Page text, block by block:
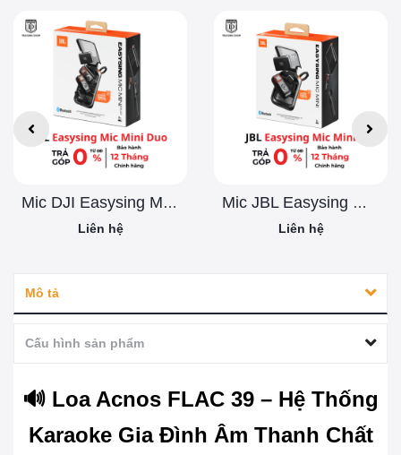
Mic DJI Easysing Mini Duo
Liên hệ
Mic JBL Easysing Mini Chính Hãng
Liên hệ
Mô tả
Cấu hình sản phẩm
🔊 Loa Acnos FLAC 39 – Hệ Thống
Karaoke Gia Đình Âm Thanh Chất